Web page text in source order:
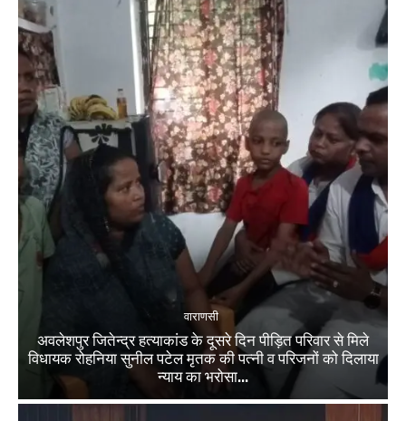
वाराणसी
अवलेशपुर जितेन्द्र हत्याकांड के दूसरे दिन पीड़ित परिवार से मिले
विधायक रोहनिया सुनील पटेल मृतक की पत्नी व परिजनों को दिलाया
न्याय का भरोसा...